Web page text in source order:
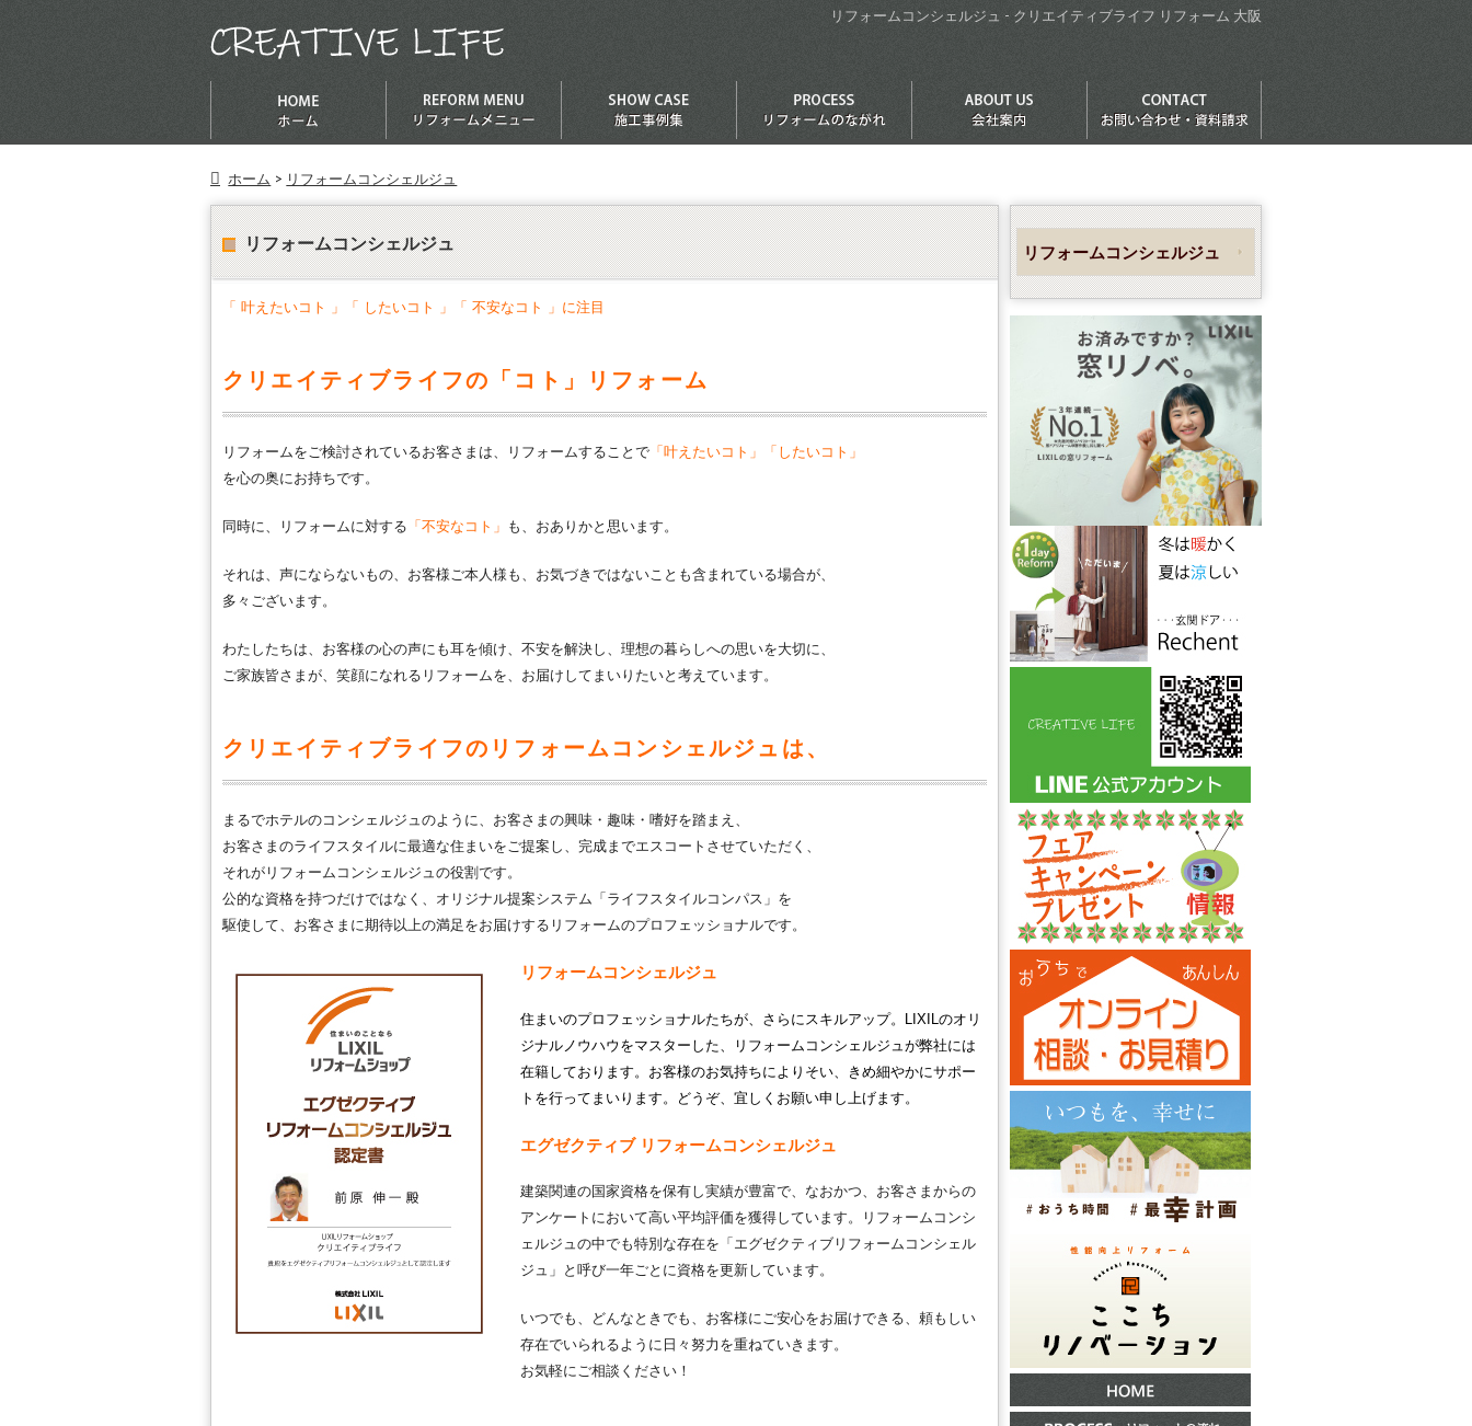
リフォームコンシェルジュ - クリエイティブライフ リフォーム 大阪
ホーム > リフォームコンシェルジュ
リフォームコンシェルジュ
「 叶えたいコト 」「 したいコト 」「 不安なコト 」に注目
クリエイティブライフの「コト」リフォーム
リフォームをご検討されているお客さまは、リフォームすることで 「叶えたいコト」「したいコト」
を心の奥にお持ちです。
同時に、リフォームに対する 「不安なコト」 も、おありかと思います。
それは、声にならないもの、お客様ご本人様も、お気づきではないことも含まれている場合が、
多々ございます。
わたしたちは、お客様の心の声にも耳を傾け、不安を解決し、理想の暮らしへの思いを大切に、
ご家族皆さまが、笑顔になれるリフォームを、お届けしてまいりたいと考えています。
クリエイティブライフのリフォームコンシェルジュは、
まるでホテルのコンシェルジュのように、お客さまの興味・趣味・嗜好を踏まえ、
お客さまのライフスタイルに最適な住まいをご提案し、完成までエスコートさせていただく、
それがリフォームコンシェルジュの役割です。
公的な資格を持つだけではなく、オリジナル提案システム「ライフスタイルコンパス」を
駆使して、お客さまに期待以上の満足をお届けするリフォームのプロフェッショナルです。
リフォームコンシェルジュ
住まいのプロフェッショナルたちが、さらにスキルアップ。LIXILのオリ
ジナルノウハウをマスターした、リフォームコンシェルジュが弊社には
在籍しております。お客様のお気持ちによりそい、きめ細やかにサポー
トを行ってまいります。どうぞ、宜しくお願い申し上げます。
エグゼクティブ リフォームコンシェルジュ
建築関連の国家資格を保有し実績が豊富で、なおかつ、お客さまからの
アンケートにおいて高い平均評価を獲得しています。リフォームコンシ
ェルジュの中でも特別な存在を「エグゼクティブリフォームコンシェル
ジュ」と呼び一年ごとに資格を更新しています。
いつでも、どんなときでも、お客様にご安心をお届けできる、頼もしい
存在でいられるように日々努力を重ねていきます。
お気軽にご相談ください！
リフォームコンシェルジュ